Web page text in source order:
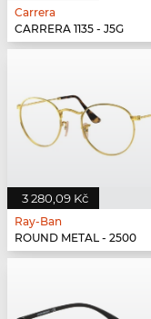
Carrera
CARRERA 1135 - J5G
3 280,09 Kč
Ray-Ban
ROUND METAL - 2500